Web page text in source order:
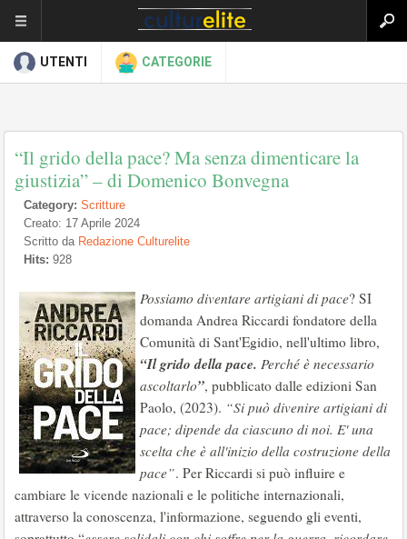
UTENTI CATEGORIE
“Il grido della pace? Ma senza dimenticare la
giustizia” – di Domenico Bonvegna
Category: Scritture
Creato: 17 Aprile 2024
Scritto da Redazione Culturelite
Hits: 928
Possiamo diventare artigiani di pace? SI
domanda Andrea Riccardi fondatore della
Comunità di Sant'Egidio, nell'ultimo libro,
“Il grido della pace. Perché è necessario
ascoltarlo”, pubblicato dalle edizioni San
Paolo, (2023). “Si può divenire artigiani di
pace; dipende da ciascuno di noi. E' una
scelta che è all'inizio della costruzione della
pace”. Per Riccardi si può influire e
cambiare le vicende nazionali e le politiche internazionali,
attraverso la conoscenza, l'informazione, seguendo gli eventi,